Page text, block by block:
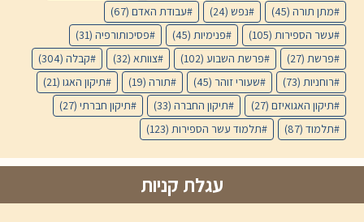
מתן תורה (45) נפש (24) עבודת האדם (67)
עשר הספירות (105) פנימיות (45) פסיכותורפיה (31)
פרשת (27) פרשת השבוע (102) צוותא (32) קבלה (304)
רוחניות (73) שעורי זוהר (45) תורה (19) תיקון האגו (21)
תיקון האגואיזם (27) תיקון החברה (33) תיקון חברתי (27)
תלמוד (87) תלמוד עשר הספירות (123)
עגלת קניות